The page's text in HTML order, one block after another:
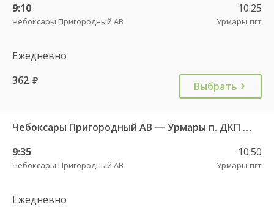
9:10
Чебоксары Пригородный АВ
10:25
Урмары пгт
Ежедневно
362 руб. Выбрать
Чебоксары Пригородный АВ — Урмары п. ДКП 513
9:35
Чебоксары Пригородный АВ
10:50
Урмары пгт
Ежедневно